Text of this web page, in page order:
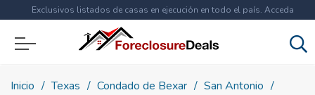
Exclusivos listados de casas en ejecución en todo el país. Acceda
ahora a
Inicio Texas Condado de Bexar
San Antonio